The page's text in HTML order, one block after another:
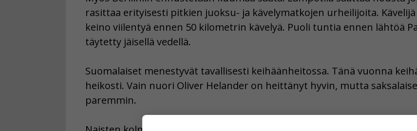
rasittaa erityisesti pitkien juoksu- ja kävelymatkojen urheilijoita.
keino viilentyä ennen 50 kilometrin kävelyä. Puoli tuntia ennen lähtöä
täytetty jäisellä vedellä.
Suomalaiset menestyvät tavallisesti keihäänheitossa. Tänä vuonna
heikosti. Vain nuori Oliver Helander on heittänyt hyvin, mutta
paremmin.